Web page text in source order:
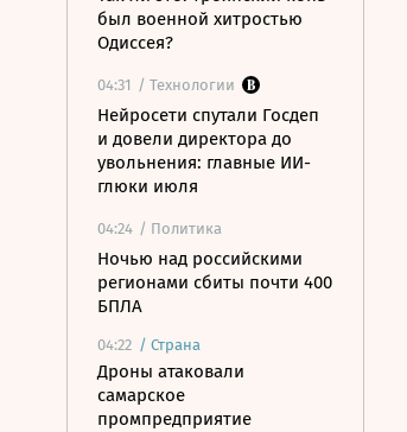
был военной хитростью
Одиссея?
04:31 / Технологии
Нейросети спутали Госдеп
и довели директора до
увольнения: главные ИИ-
глюки июля
04:24 / Политика
Ночью над российскими
регионами сбиты почти 400
БПЛА
04:22 / Страна
Дроны атаковали
самарское
промпредприятие